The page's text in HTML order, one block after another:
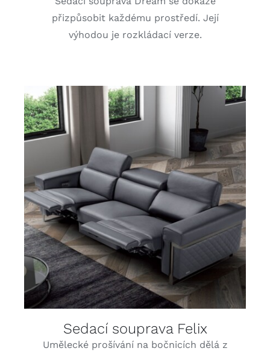
přizpůsobit každému prostředí. Její
výhodou je rozkládací verze.
DETAILY
Sedací souprava Felix
Umělecké prošívání na bočnicích dělá z